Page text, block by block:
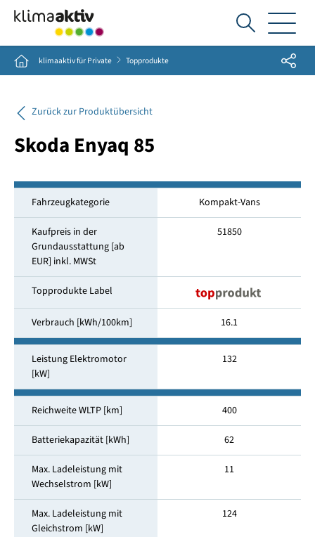
Ich
suche...
Home klimaaktiv für Private Topprodukte Share
Zurück zur Produktübersicht
Skoda Enyaq 85
Fahrzeugkategorie Kompakt-Vans
Kaufpreis in der
Grundausstattung [ab
EUR] inkl. MWSt
51850
Topprodukte Label
Verbrauch [kWh/100km] 16.1
Leistung Elektromotor
[kW]
132
Reichweite WLTP [km] 400
Batteriekapazität [kWh] 62
Max. Ladeleistung mit
Wechselstrom [kW]
11
Max. Ladeleistung mit
Gleichstrom [kW]
124